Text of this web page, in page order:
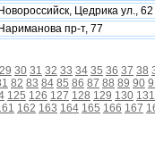
Новороссийск, Цедрика ул.,
Нариманова пр-т, 77
29 30 31 32 33 34 35 36 37 38
82 83 84 85 86 87 88 89 90
125 126 127 128 129 130 131
162 163 164 165 166 167